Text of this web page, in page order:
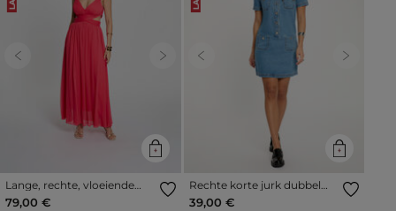
Previous Next
Lange, rechte, vloeiende
jurk koraalrood vrouw
79,00 €
Previous Next
Rechte korte jurk dubbel
stone washed denim vrouw
39,00 €